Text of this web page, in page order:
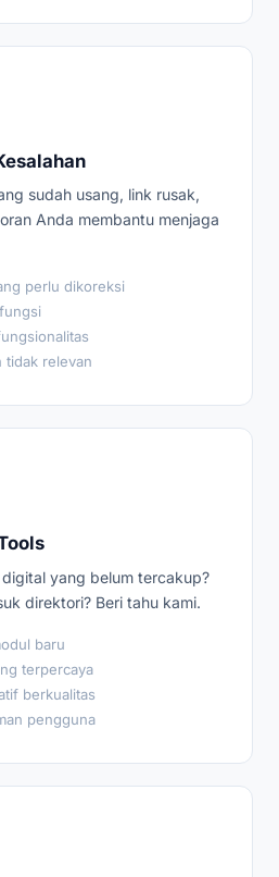
sudah usang, link rusak,
Anda membantu menjaga
perlu dikoreksi
tidak relevan
yang belum tercakup?
direktori? Beri tahu kami.
baru
terpercaya
berkualitas
pengguna